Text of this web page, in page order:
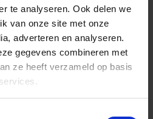
te analyseren. Ook delen we
van onze site met onze
adverteren en analyseren.
gegevens combineren met
ze heeft verzameld op basis